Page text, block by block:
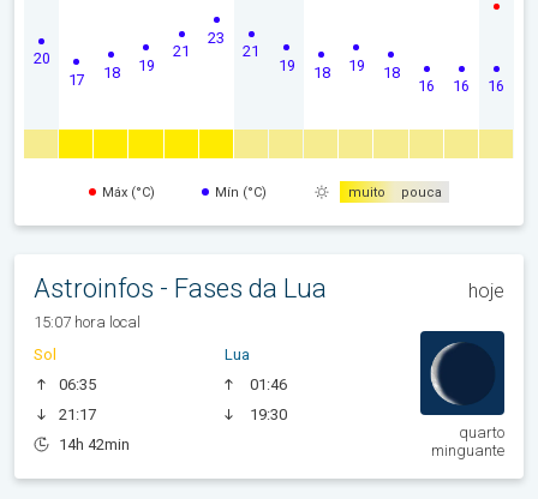
20
17 18 19
21
23
21
19 18 19 18
16 16 16
Máx (°C) Mín (°C) muito pouca
Astroinfos - Fases da Lua hoje
15:07 hora local
Sol
06:35
21:17
14h 42min
Lua
01:46
19:30
quarto
minguante